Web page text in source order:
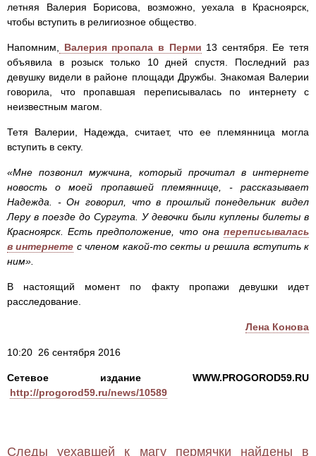
летняя Валерия Борисова, возможно, уехала в Красноярск,
чтобы вступить в религиозное общество.
Напомним, Валерия пропала в Перми 13 сентября. Ее тетя
объявила в розыск только 10 дней спустя. Последний раз
девушку видели в районе площади Дружбы. Знакомая Валерии
говорила, что пропавшая переписывалась по интернету с
неизвестным магом.
Тетя Валерии, Надежда, считает, что ее племянница могла
вступить в секту.
«Мне позвонил мужчина, который прочитал в интернете
новость о моей пропавшей племяннице, - рассказывает
Надежда. - Он говорил, что в прошлый понедельник видел
Леру в поезде до Сургута. У девочки были куплены билеты в
Красноярск. Есть предположение, что она переписывалась
в интернете с членом какой-то секты и решила вступить к
ним».
В настоящий момент по факту пропажи девушки идет
расследование.
Лена Конова
10:20 26 сентября 2016
Сетевое издание WWW.PROGOROD59.RU
http://progorod59.ru/news/10589
Следы уехавшей к магу пермячки найдены в